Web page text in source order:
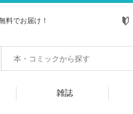
料でお届け！
雑誌